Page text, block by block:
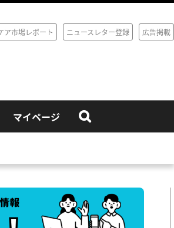
ア市場レポート ニュースレター登録 広告掲載
マイページ